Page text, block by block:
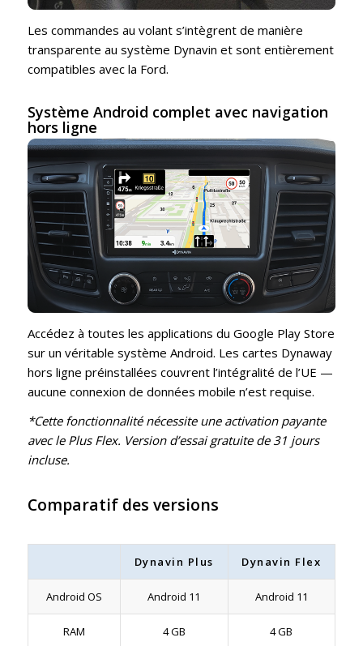
Les commandes au volant s’intègrent de manière
transparente au système Dynavin et sont entièrement
compatibles avec la Ford.
Système Android complet avec navigation
hors ligne
Accédez à toutes les applications du Google Play Store
sur un véritable système Android. Les cartes Dynaway
hors ligne préinstallées couvrent l’intégralité de l’UE —
aucune connexion de données mobile n’est requise.
*Cette fonctionnalité nécessite une activation payante
avec le Plus Flex. Version d’essai gratuite de 31 jours
incluse.
Comparatif des versions
Dynavin Plus Dynavin Flex
Android OS Android 11 Android 11
RAM 4 GB 4 GB